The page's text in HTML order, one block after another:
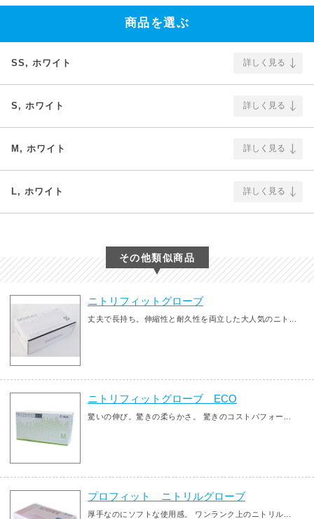
商品を選ぶ
SS, ホワイト 詳しく見る
S, ホワイト 詳しく見る
M, ホワイト 詳しく見る
L, ホワイト 詳しく見る
その他類似商品
ニトリフィットグローブ
丈夫で長持ち。伸縮性と耐久性を両立した大人気のニト...
ニトリフィットグローブ ECO
驚いの伸び。驚きの柔らかさ。 驚きのコストパフォー...
プロフィット ニトリルグローブ
厚手なのにソフトな使用感。 ワンランク上のニトリル...